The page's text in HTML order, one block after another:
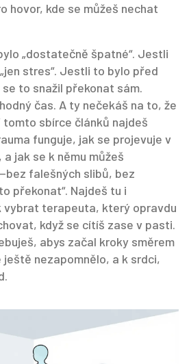
hovor, kde se můžeš nechat
„dostatečně špatné“. Jestli
stres“. Jestli to bylo před
to snažil překonat sám.
čas. A ty nečekáš na to, že
sbírce článků najdeš
funguje, jak se projevuje v
jak se k němu můžeš
falešných slibů, bez
překonat“. Najdeš tu i
vybrat terapeuta, který opravdu
když se cítíš zase v pasti.
abys začal kroky směrem
nezapomnělo, a k srdci,